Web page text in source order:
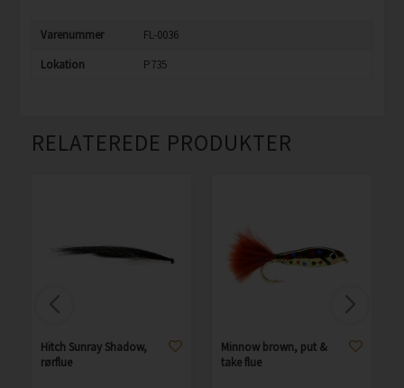
Varenummer
FL-0036
Lokation
P735
RELATEREDE PRODUKTER
Hitch Sunray Shadow,
rørflue
Minnow brown, put &
take flue